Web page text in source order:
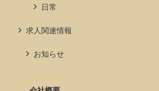
日常
求人関連情報
お知らせ